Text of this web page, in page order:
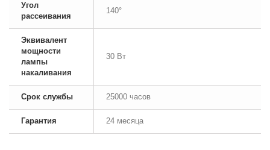
Угол
рассеивания
140°
Эквивалент
мощности
лампы
накаливания
30 Вт
Срок службы 25000 часов
Гарантия 24 месяца